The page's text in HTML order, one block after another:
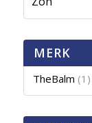
MERK
TheBalm (1)